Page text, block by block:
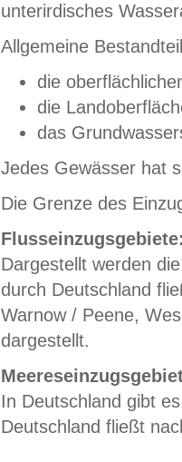
unterirdisches
Allgemeine
die
die
das
Jedes Gewässer hat
Die Grenze des
Dargestellt werden
durch Deutschland
Warnow / Peene,
dargestellt.
In Deutschland gibt
Deutschland fließt